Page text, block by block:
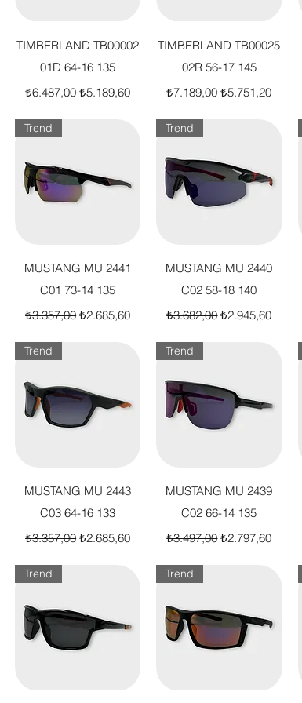
Hızlı Bakış
TIMBERLAND TB00002
01D 64-16 135
Normal Fiyat
₺6.487,00 İndirimli Fiyat
₺5.189,60
Hızlı Bakış
TIMBERLAND TB00025
02R 56-17 145
Normal Fiyat
₺7.189,00İndirimli Fiyat
₺5.751,20
Hızlı Bakış
Trend
MUSTANG MU 2441
C01 73-14 135
Normal Fiyat
₺3.357,00 İndirimli Fiyat
₺2.685,60
Hızlı Bakış
Trend
MUSTANG MU 2440
C02 58-18 140
Normal Fiyat
₺3.682,00İndirimli Fiyat
₺2.945,60
Hızlı Bakış
Trend
MUSTANG MU 2443
C03 64-16 133
Normal Fiyat
₺3.357,00 İndirimli Fiyat
₺2.685,60
Hızlı Bakış
Trend
MUSTANG MU 2439
C02 66-14 135
Normal Fiyat
₺3.497,00İndirimli Fiyat
₺2.797,60
Trend Trend